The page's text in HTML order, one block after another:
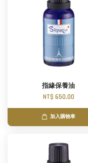
指緣保養油
NT$ 650.00
加入購物車